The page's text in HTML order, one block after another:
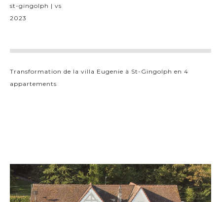
st-gingolph | vs
2023
Transformation de la villa Eugenie à St-Gingolph en 4
appartements